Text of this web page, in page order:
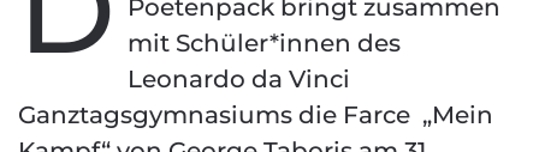
Poetenpack bringt zusammen
mit Schüler*innen des
Leonardo da Vinci
Ganztagsgymnasiums die Farce „Mein